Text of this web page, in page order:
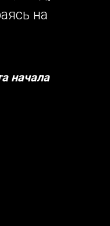
на
начала